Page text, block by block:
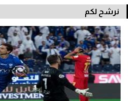
نرشح لكم